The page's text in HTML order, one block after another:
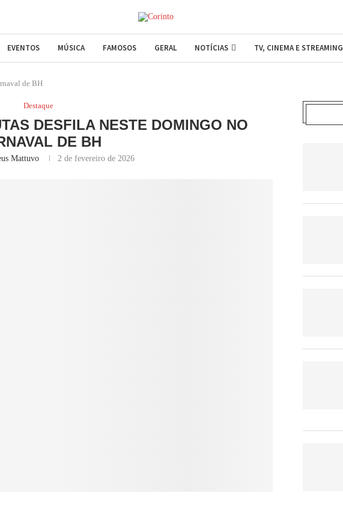
EVENTOS MÚSICA FAMOSOS GERAL NOTÍCIAS TV, CINEMA E STREAMING
de BH
Destaque
DESFILA NESTE DOMINGO NO
DE BH
Mattuvo 2 de fevereiro de 2026